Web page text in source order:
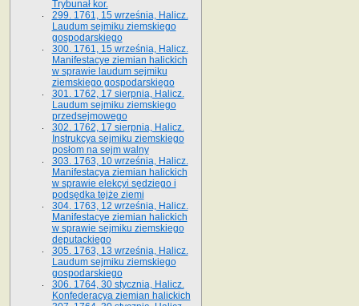
Trybunał kor.
299. 1761, 15 września, Halicz.
Laudum sejmiku ziemskiego
gospodarskiego
300. 1761, 15 września, Halicz.
Manifestacye ziemian halickich
w sprawie laudum sejmiku
ziemskiego gospodarskiego
301. 1762, 17 sierpnia, Halicz.
Laudum sejmiku ziemskiego
przedsejmowego
302. 1762, 17 sierpnia, Halicz.
Instrukcya sejmiku ziemskiego
posłom na sejm walny
303. 1763, 10 września, Halicz.
Manifestacya ziemian halickich
w sprawie elekcyi sędziego i
podsędka tejże ziemi
304. 1763, 12 września, Halicz.
Manifestacye ziemian halickich
w sprawie sejmiku ziemskiego
deputackiego
305. 1763, 13 września, Halicz.
Laudum sejmiku ziemskiego
gospodarskiego
306. 1764, 30 stycznia, Halicz.
Konfederacya ziemian halickich